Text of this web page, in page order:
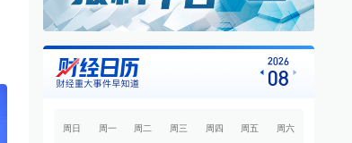
9
专题·国际晨讯 | 闪迪、西部数据美股盘后大
跌 黄金强势反弹
10 开盘必读 2026
08
周日 周一 周二 周三 周四 周五 周六